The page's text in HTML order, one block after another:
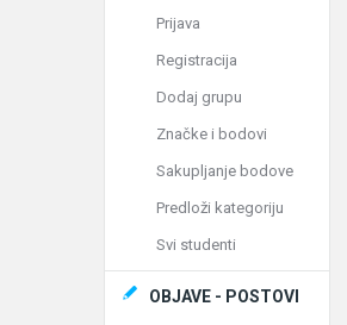
Prijava
Registracija
Dodaj grupu
Značke i bodovi
Sakupljanje bodove
Predloži kategoriju
Svi studenti
OBJAVE - POSTOVI